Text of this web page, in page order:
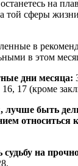
на
той сферы
в
в этом
дни месяца:
17 (кроме
быть
относиться
на